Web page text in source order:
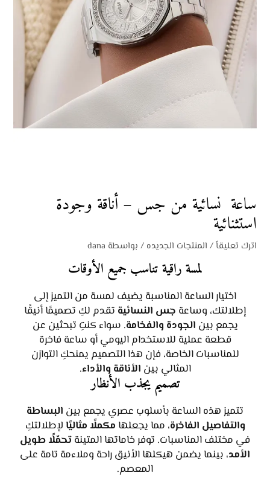
ساعة نسائية من جس – أناقة وجودة
استثنائية
اترك تعليقاً/ المنتجات الجديده / بواسطة dana
لمسة راقية تناسب جميع الأوقات
اختيار الساعة المناسبة يضيف لمسة من التميز إلى
إطلالتك، وساعة جس النسائية تقدم لكِ تصميمًا أنيقًا
يجمع بين الجودة والفخامة. سواء كنتِ تبحثين عن
قطعة عملية للاستخدام اليومي أو ساعة فاخرة
للمناسبات الخاصة، فإن هذا التصميم يمنحكِ التوازن
المثالي بين الأناقة والأداء.
تصميم يجذب الأنظار
تتميز هذه الساعة بأسلوب عصري يجمع بين البساطة
والتفاصيل الفاخرة، مما يجعلها مكملًا مثاليًا لإطلالتكِ
في مختلف المناسبات. توفر خاماتها المتينةتحمّلًا طويل
الأمد، بينما يضمن هيكلها الأنيق راحة وملاءمة تامة على
المعصم.